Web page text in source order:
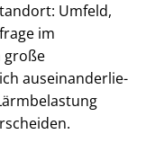
Umfeld,
im
große
aus­ein­an­der­lie­